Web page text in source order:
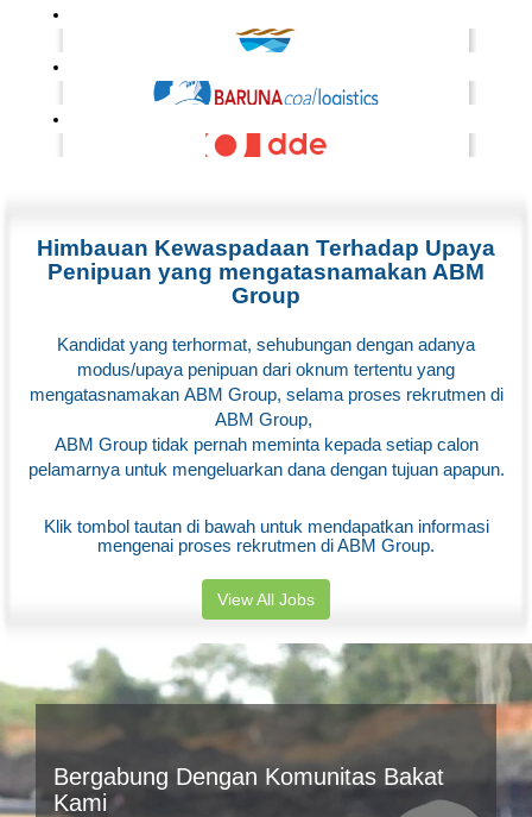
Himbauan Kewaspadaan Terhadap Upaya
Penipuan yang mengatasnamakan ABM
Group
Kandidat yang terhormat, sehubungan dengan adanya
modus/upaya penipuan dari oknum tertentu yang
mengatasnamakan ABM Group, selama proses rekrutmen di
ABM Group,
ABM Group tidak pernah meminta kepada setiap calon
pelamarnya untuk mengeluarkan dana dengan tujuan apapun.
Klik tombol tautan di bawah untuk mendapatkan informasi
mengenai proses rekrutmen di ABM Group.
View All Jobs
Bergabung Dengan Komunitas Bakat
Kami